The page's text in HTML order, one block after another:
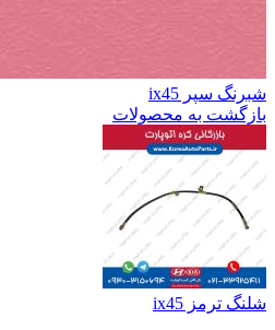
شبرنگ سپر ix45
بازگشت به محصولات
شلنگ ترمز ix45